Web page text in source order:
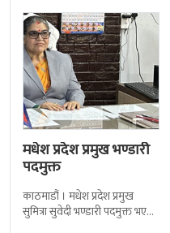
मधेश प्रदेश प्रमुख भण्डारी
पदमुक्त
काठमाडौं । मधेश प्रदेश प्रमुख
सुमित्रा सुवेदी भण्डारी पदमुक्त भएकी